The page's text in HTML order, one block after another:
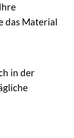
das Material
in der